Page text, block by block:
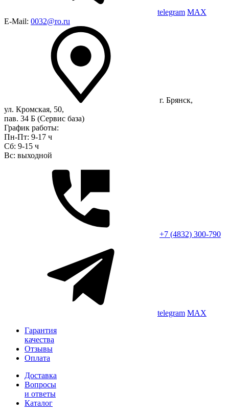
telegram MAX
E-Mail: 0032@ro.ru
г. Брянск,
ул. Кромская, 50,
пав. 34 Б (Сервис база)
График работы:
Пн-Пт: 9-17 ч
Сб: 9-15 ч
Вс: выходной
+7 (4832) 300-790
telegram MAX
Гарантия
качества
Отзывы
Оплата
Доставка
Вопросы
и ответы
Каталог